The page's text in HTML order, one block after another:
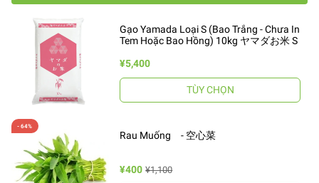
Gạo Yamada Loại S (Bao Trắng - Chưa In
Tem Hoặc Bao Hồng) 10kg ヤマダお米 S
¥5,400
TÙY CHỌN
Rau Muống - 空心菜
¥400 ¥1,100